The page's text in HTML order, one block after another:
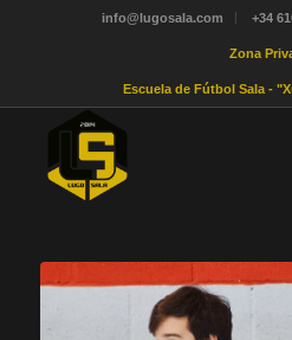
info@lugosala.com +34
Zona
Escuela de Fútbol Sala -